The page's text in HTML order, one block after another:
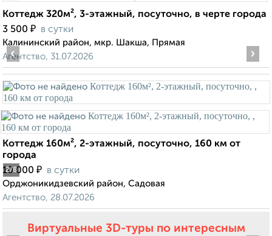
Коттедж 320м², 3-этажный, посуточно, в черте города
3 500 ₽ в сутки
Калининский район, мкр. Шакша, Прямая
Агентство, 31.07.2026
2/8
‹ ›
Коттедж 160м², 2-этажный, посуточно, 160 км от
города
10 000 ₽ в сутки
Орджоникидзевский район, Садовая
Агентство, 28.07.2026
Виртуальные 3D-туры по интересным